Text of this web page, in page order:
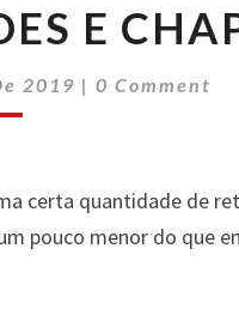
E
2019 |Comments
0 Comment
certa quantidade de
pouco menor do que